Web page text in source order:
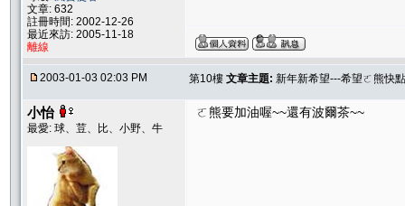
文章: 632
註冊時間: 2002-12-26
最近來訪: 2005-11-18
離線
2003-01-03 02:03 PM 第10樓 文章主題: 新年新希望---希望ㄛ熊快
小怡
最愛: 球、荳、比、小野、牛
ㄛ熊要加油喔~~還有波爾茶~~